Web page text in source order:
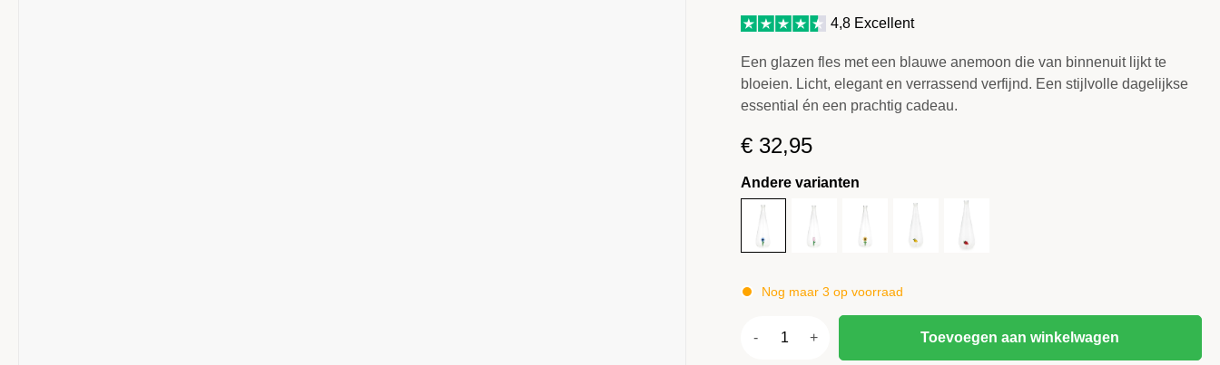
4,8 Excellent
Een glazen fles met een blauwe anemoon die van binnenuit lijkt te
bloeien. Licht, elegant en verrassend verfijnd. Een stijlvolle dagelijkse
essential én een prachtig cadeau.
€32,95
Andere varianten
Nog maar 3 op voorraad
Toevoegen aan winkelwagen